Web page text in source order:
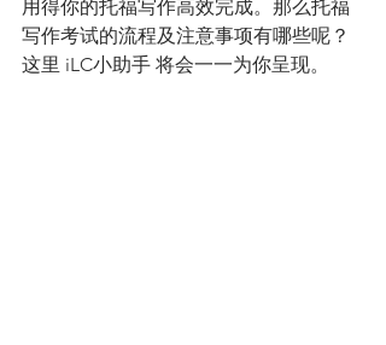
用得你的托福写作高效完成。那么托福
写作考试的流程及注意事项有哪些呢？
这里 iLC小助手 将会一一为你呈现。